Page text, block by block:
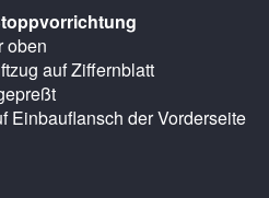
oben
auf Ziffernblatt
Einbauflansch der Vorderseite